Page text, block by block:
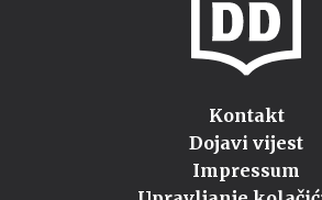
Kontakt
Dojavi vijest
Impressum